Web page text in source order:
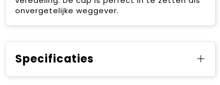
onvergetelijke weggever.
Specificaties